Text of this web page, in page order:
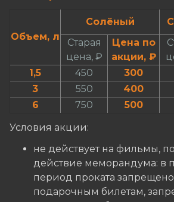
Объем, л
Солёный
Старая
цена, ₽
Цена по
акции, ₽
1,5
450 300
3
550 400
6
750 500
Условия акции:
не действует на фильмы,
действие меморандума: в
период проката
подарочным билетам,